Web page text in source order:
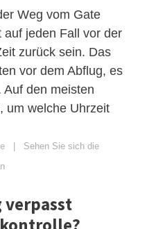
Weg vom Gate
auf jeden Fall vor der
zurück sein. Das
vor dem Abflug, es
den meisten
um welche Uhrzeit
| Sehen Sie sich die
verpasst